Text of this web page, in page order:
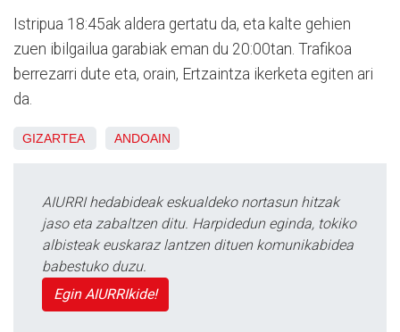
Istripua 18:45ak aldera gertatu da, eta kalte gehien
zuen ibilgailua garabiak eman du 20:00tan. Trafikoa
berrezarri dute eta, orain, Ertzaintza ikerketa egiten ari
da.
GIZARTEA ANDOAIN
AIURRI hedabideak eskualdeko nortasun hitzak
jaso eta zabaltzen ditu. Harpidedun eginda, tokiko
albisteak euskaraz lantzen dituen komunikabidea
babestuko duzu.
Egin AIURRIkide!